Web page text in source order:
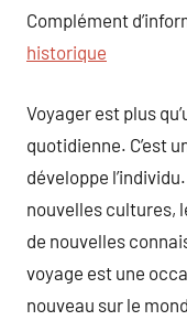
Complément
historique
Voyager est plus
quotidienne. C’est
développe
nouvelles cultures,
de nouvelles
voyage est une
nouveau sur le